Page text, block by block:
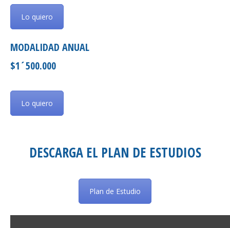
Lo quiero
MODALIDAD ANUAL
$1´500.000
Lo quiero
DESCARGA EL PLAN DE ESTUDIOS
Plan de Estudio